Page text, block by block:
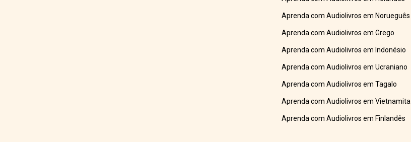
Aprenda com Audiolivros em Norueguês
Aprenda com Audiolivros em Grego
Aprenda com Audiolivros em Indonésio
Aprenda com Audiolivros em Ucraniano
Aprenda com Audiolivros em Tagalo
Aprenda com Audiolivros em Vietnamita
Aprenda com Audiolivros em Finlandês